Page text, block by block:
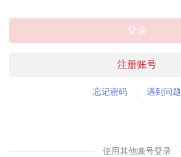
注册账号
登录
忘记密码 遇到问题
使用其他账号登录